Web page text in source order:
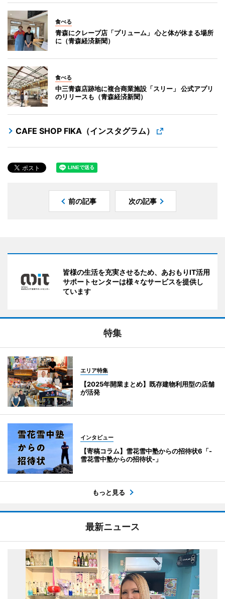
食べる
青森にクレープ店「プリューム」 心と体が休まる場所
に（青森経済新聞）
食べる
中三青森店跡地に複合商業施設「スリー」 公式アプリ
のリリースも（青森経済新聞）
CAFE SHOP FIKA（インスタグラム）
前の記事 次の記事
皆様の生活を充実させるため、あおもりIT活用
サポートセンターは様々なサービスを提供し
ています
特集
エリア特集
【2025年開業まとめ】既存建物利用型の店舗
が活発
インタビュー
【寄稿コラム】雪花雪中塾からの招待状6「-
雪花雪中塾からの招待状-」
もっと見る
最新ニュース